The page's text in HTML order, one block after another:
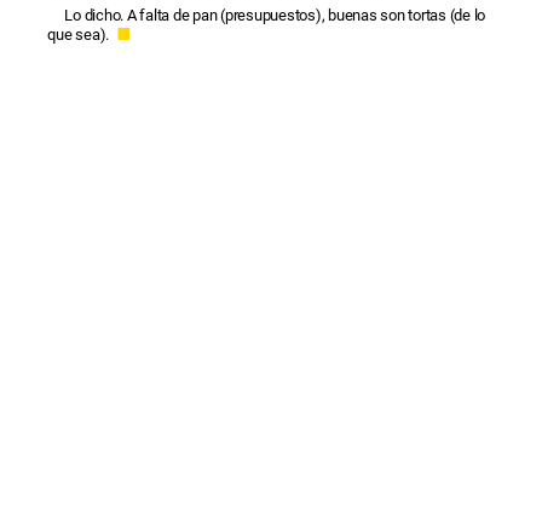
Lo dicho. A falta de pan (presupuestos), buenas son tortas (de lo
que sea).